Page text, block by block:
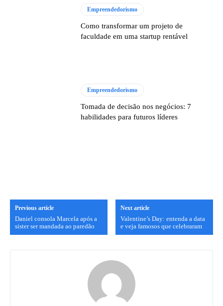
Empreendedorismo
Como transformar um projeto de
faculdade em uma startup rentável
Empreendedorismo
Tomada de decisão nos negócios: 7
habilidades para futuros líderes
Previous article
Daniel consola Marcela após a
sister ser mandada ao paredão
Next article
Valentine’s Day: entenda a data
e veja famosos que celebraram